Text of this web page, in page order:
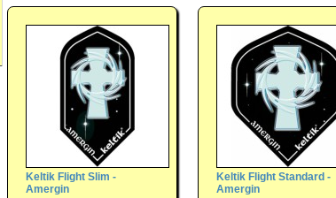
Keltik Flight Slim -
Amergin
Keltik Flight Standard -
Amergin